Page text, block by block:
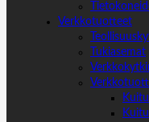
Verkkotuotteet
Tukiasemat